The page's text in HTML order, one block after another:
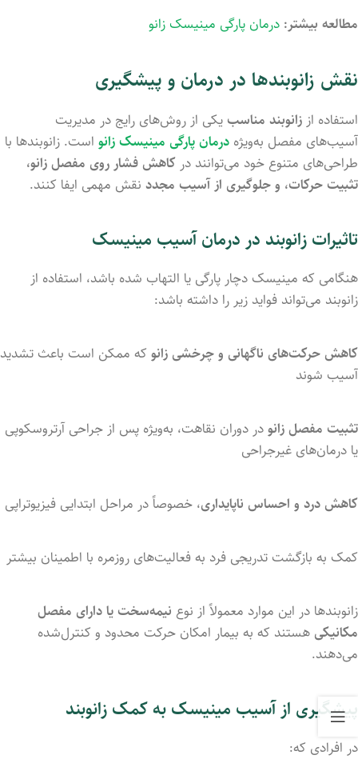
مطالعه بیشتر: درمان پارگی مینیسک زانو
نقش زانوبندها در درمان و پیشگیری
استفاده از زانوبند مناسب یکی از روش‌های رایج در مدیریت
آسیب‌های مفصل به‌ویژه درمان پارگی مینیسک زانو است. زانوبندها با
طراحی‌های متنوع خود می‌توانند در کاهش فشار روی مفصلزانو،
تثبیت حرکات، وجلوگیری ازآسیب مجدد نقش مهمی ایفا کنند.
تاثیرات زانوبند در درمانآسیب مینیسک
هنگامی که مینیسک دچار پارگی یا التهاب شده باشد، استفاده از
زانوبند می‌تواند فواید زیر را داشته باشد:
کاهش حرکت‌های ناگهانی وچرخشی زانو که ممکن است باعث تشدید
آسیب شوند
تثبیت مفصلزانودر دوران نقاهت، به‌ویژه پس از جراحی آرتروسکوپی
یا درمان‌های غیرجراحی
کاهش درد و احساس ناپایداری، خصوصاًدر مراحل ابتدایی فیزیوتراپی
کمک به بازگشت تدریجی فرد بهفعالیت‌های روزمره با اطمینان بیشتر
زانوبندها در این موارد معمولاًاز نوع نیمه‌سخت یادارای مفصل
مکانیکی هستند که به بیمار امکان حرکت محدود و کنترل‌شده
می‌دهند.
پیشگیری ازآسیب مینیسک به کمک زانوبند
در افرادی که: